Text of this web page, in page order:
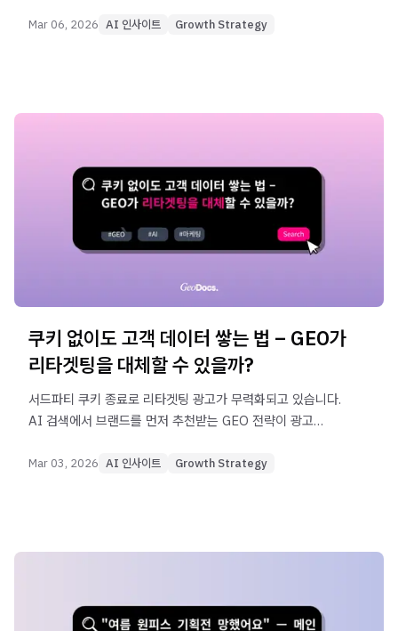
Mar 06, 2026 AI 인사이트 Growth Strategy
쿠키 없이도 고객 데이터 쌓는 법 – GEO가
리타겟팅을 대체할 수 있을까?
서드파티 쿠키 종료로 리타겟팅 광고가 무력화되고 있습니다.
AI 검색에서 브랜드를 먼저 추천받는 GEO 전략이 광고
있습니다.
Mar 03, 2026 AI 인사이트 Growth Strategy